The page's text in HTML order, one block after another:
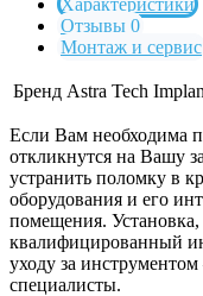
Отзывы 0
Монтаж и сервис
Бренд Astra Tech
Если Вам необходима
откликнутся на Вашу
устранить поломку в
оборудования и его
помещения.
квалифицированный
уходу за
специалисты.